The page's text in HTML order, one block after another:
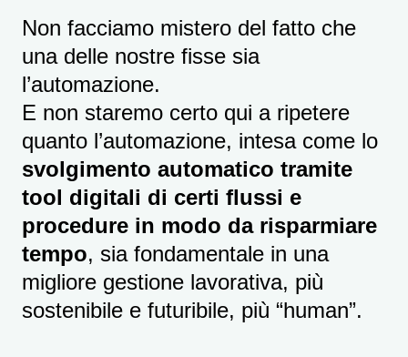
Non facciamo mistero del fatto che
una delle nostre fisse sia
l’automazione.
E non staremo certo qui a ripetere
quanto l’automazione, intesa come lo
svolgimento automatico tramite
tool digitali di certi flussi e
procedure in modo da risparmiare
tempo, sia fondamentale in una
migliore gestione lavorativa, più
sostenibile e futuribile, più “human”.